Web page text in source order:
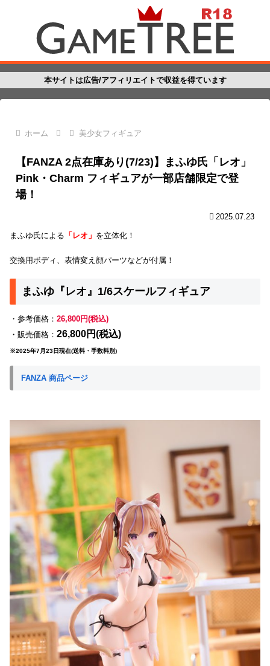
本サイトは広告/アフィリエイトで収益を得ています
ホーム 美少女フィギュア
【FANZA 2点在庫あり(7/23)】まふゆ氏「レオ」
Pink・Charm フィギュアが一部店舗限定で登
場！
2025.07.23
まふゆ氏による 「レオ」 を立体化！
交換用ボディ、表情変え顔パーツなどが付属！
まふゆ『レオ』1/6スケールフィギュア
・参考価格： 26,800円(税込)
・販売価格： 26,800円(税込)
※2025年7月23日現在(送料・手数料別)
FANZA 商品ページ